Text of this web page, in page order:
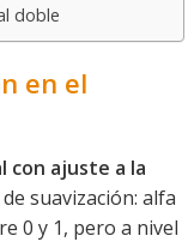
doble
en el
con ajuste a la
suavización: alfa
0 y 1, pero a nivel